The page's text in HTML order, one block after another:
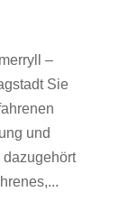
–
Sie
und